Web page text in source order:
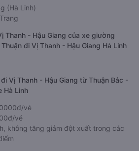
(Hà Linh)
Thanh - Hậu Giang của xe giường
đi Vị Thanh - Hậu Giang Hà Linh
Vị Thanh - Hậu Giang từ Thuận Bắc -
Hà Linh
vé
vé
không tăng giảm đột xuất trong các